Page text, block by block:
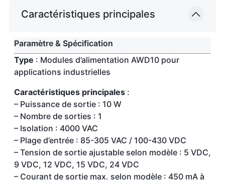
Caractéristiques principales
Paramètre & Spécification
Type : Modules d’alimentation AWD10 pour
applications industrielles
Caractéristiques principales :
– Puissance de sortie : 10 W
– Nombre de sorties : 1
– Isolation : 4000 VAC
– Plage d’entrée : 85-305 VAC / 100-430 VDC
– Tension de sortie ajustable selon modèle : 5 VDC,
9 VDC, 12 VDC, 15 VDC, 24 VDC
– Courant de sortie max. selon modèle : 450 mA à